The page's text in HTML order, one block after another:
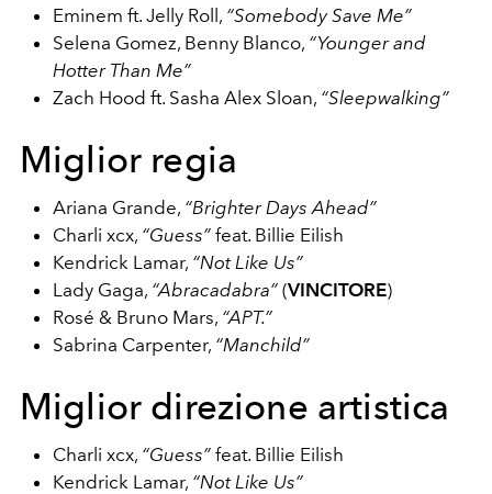
Eminem ft. Jelly Roll, “Somebody Save Me”
Selena Gomez, Benny Blanco, “Younger and
Hotter Than Me”
Zach Hood ft. Sasha Alex Sloan, “Sleepwalking”
Miglior regia
Ariana Grande, “Brighter Days Ahead”
Charli xcx, “Guess” feat. Billie Eilish
Kendrick Lamar, “Not Like Us”
Lady Gaga, “Abracadabra” (VINCITORE)
Rosé & Bruno Mars, “APT.”
Sabrina Carpenter, “Manchild”
Miglior direzione artistica
Charli xcx, “Guess” feat. Billie Eilish
Kendrick Lamar, “Not Like Us”